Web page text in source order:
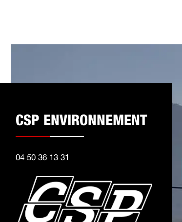
CSP ENVIRONNEMENT
04 50 36 13 31